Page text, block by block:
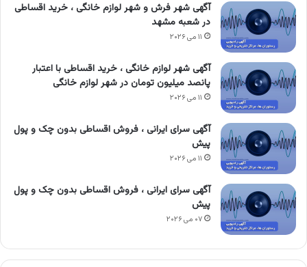
آگهی شهر فرش و شهر لوازم خانگی ، خرید اقساطی
در شعبه مشهد
۱۱ می ۲۰۲۶
آگهی شهر لوازم خانگی ، خرید اقساطی با اعتبار
پانصد میلیون تومان در شهر لوازم خانگی
۱۱ می ۲۰۲۶
آگهی سرای ایرانی ، فروش اقساطی بدون چک و پول
پیش
۱۱ می ۲۰۲۶
آگهی سرای ایرانی ، فروش اقساطی بدون چک و پول
پیش
۰۷ می ۲۰۲۶